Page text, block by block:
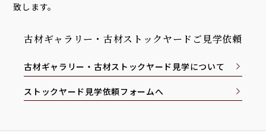
致します。
古材ギャラリー・古材ストックヤードご見学依頼
古材ギャラリー・古材ストックヤード見学について
ストックヤード見学依頼フォームへ